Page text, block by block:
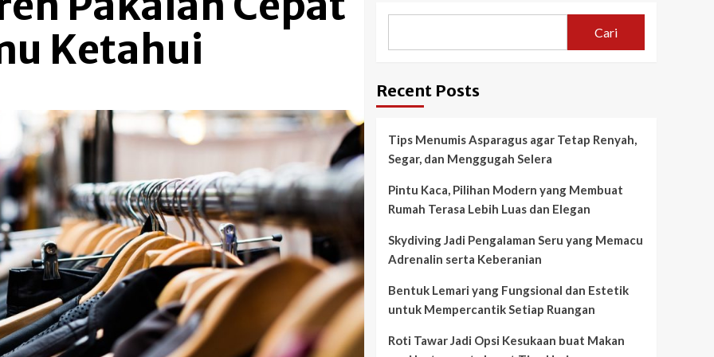
Ketahui
Cari
Recent Posts
Tips Menumis Asparagus agar Tetap Renyah,
Segar, dan Menggugah Selera
Pintu Kaca, Pilihan Modern yang Membuat
Rumah Terasa Lebih Luas dan Elegan
Skydiving Jadi Pengalaman Seru yang Memacu
Adrenalin serta Keberanian
Bentuk Lemari yang Fungsional dan Estetik
untuk Mempercantik Setiap Ruangan
Roti Tawar Jadi Opsi Kesukaan buat Makan